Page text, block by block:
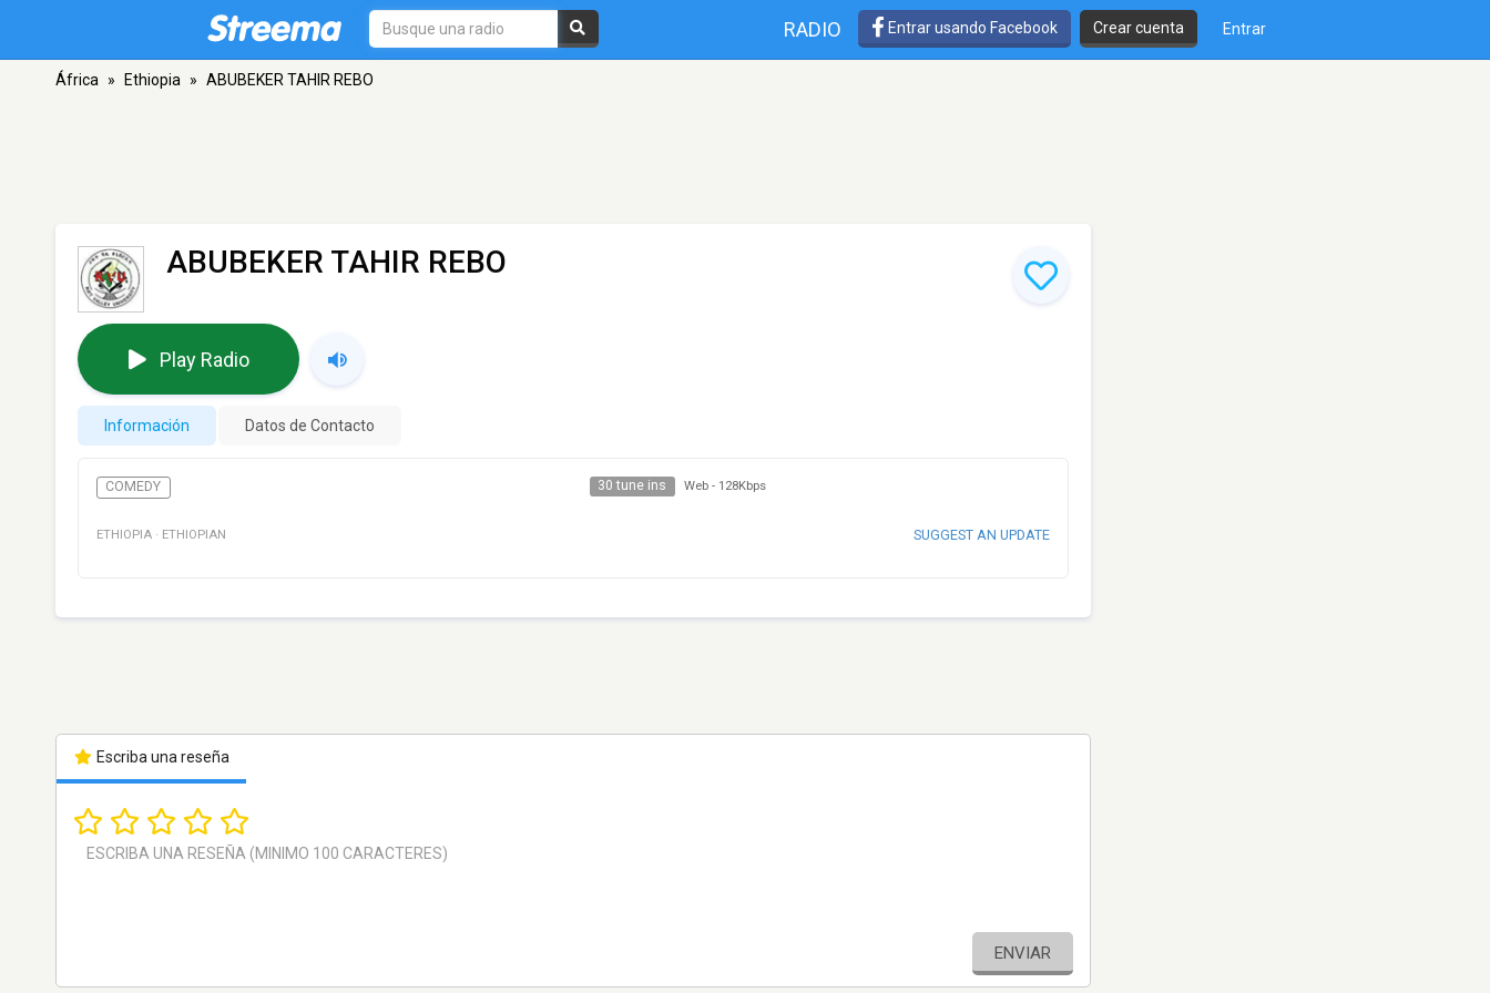
RADIO Entrar usando Facebook Crear cuenta Entrar
África » Ethiopia » ABUBEKER TAHIR REBO
ABUBEKER TAHIR REBO
Play Radio
Información Datos de Contacto
COMEDY 30 tune ins Web - 128Kbps
ETHIOPIA · ETHIOPIAN SUGGEST AN UPDATE
Escriba una reseña
ENVIAR